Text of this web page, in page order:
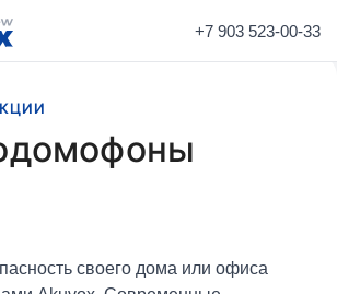
+7 903 523-00-33
своего дома или офиса